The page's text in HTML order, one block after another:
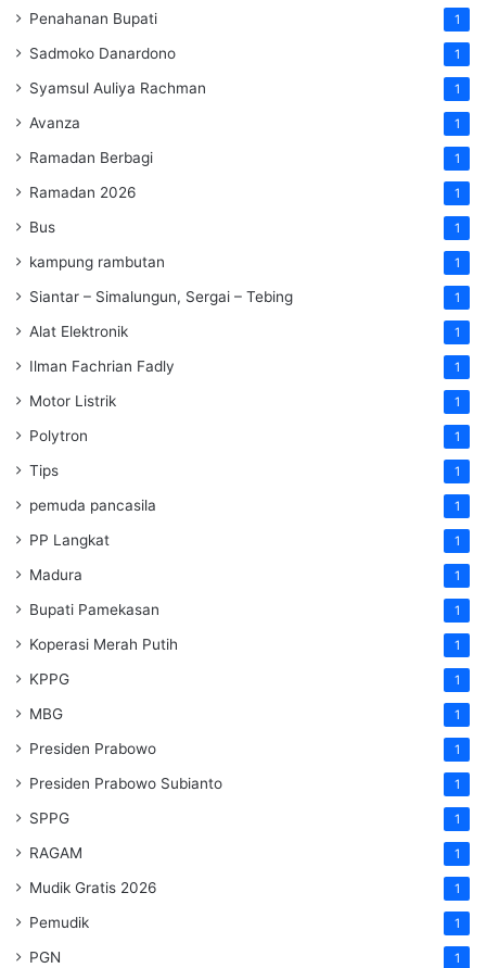
Penahanan Bupati 1
Sadmoko Danardono 1
Syamsul Auliya Rachman 1
Avanza 1
Ramadan Berbagi 1
Ramadan 2026 1
Bus 1
kampung rambutan 1
Siantar – Simalungun, Sergai – Tebing 1
Alat Elektronik 1
Ilman Fachrian Fadly 1
Motor Listrik 1
Polytron 1
Tips 1
pemuda pancasila 1
PP Langkat 1
Madura 1
Bupati Pamekasan 1
Koperasi Merah Putih 1
KPPG 1
MBG 1
Presiden Prabowo 1
Presiden Prabowo Subianto 1
SPPG 1
RAGAM 1
Mudik Gratis 2026 1
Pemudik 1
PGN 1